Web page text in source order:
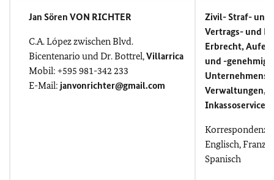
Jan Sören VON RICHTER
C.A. López zwischen Blvd.
Bicentenario und Dr. Bottrel,Villarrica
Mobil: +595 981-342 233
E-Mail: janvonrichter@gmail.com
Zivil- Straf- und
Vertrags- und
Erbrecht,
und -
Verwaltungen,
Inkassoservice,
Korrespondenz
Englisch,
Spanisch